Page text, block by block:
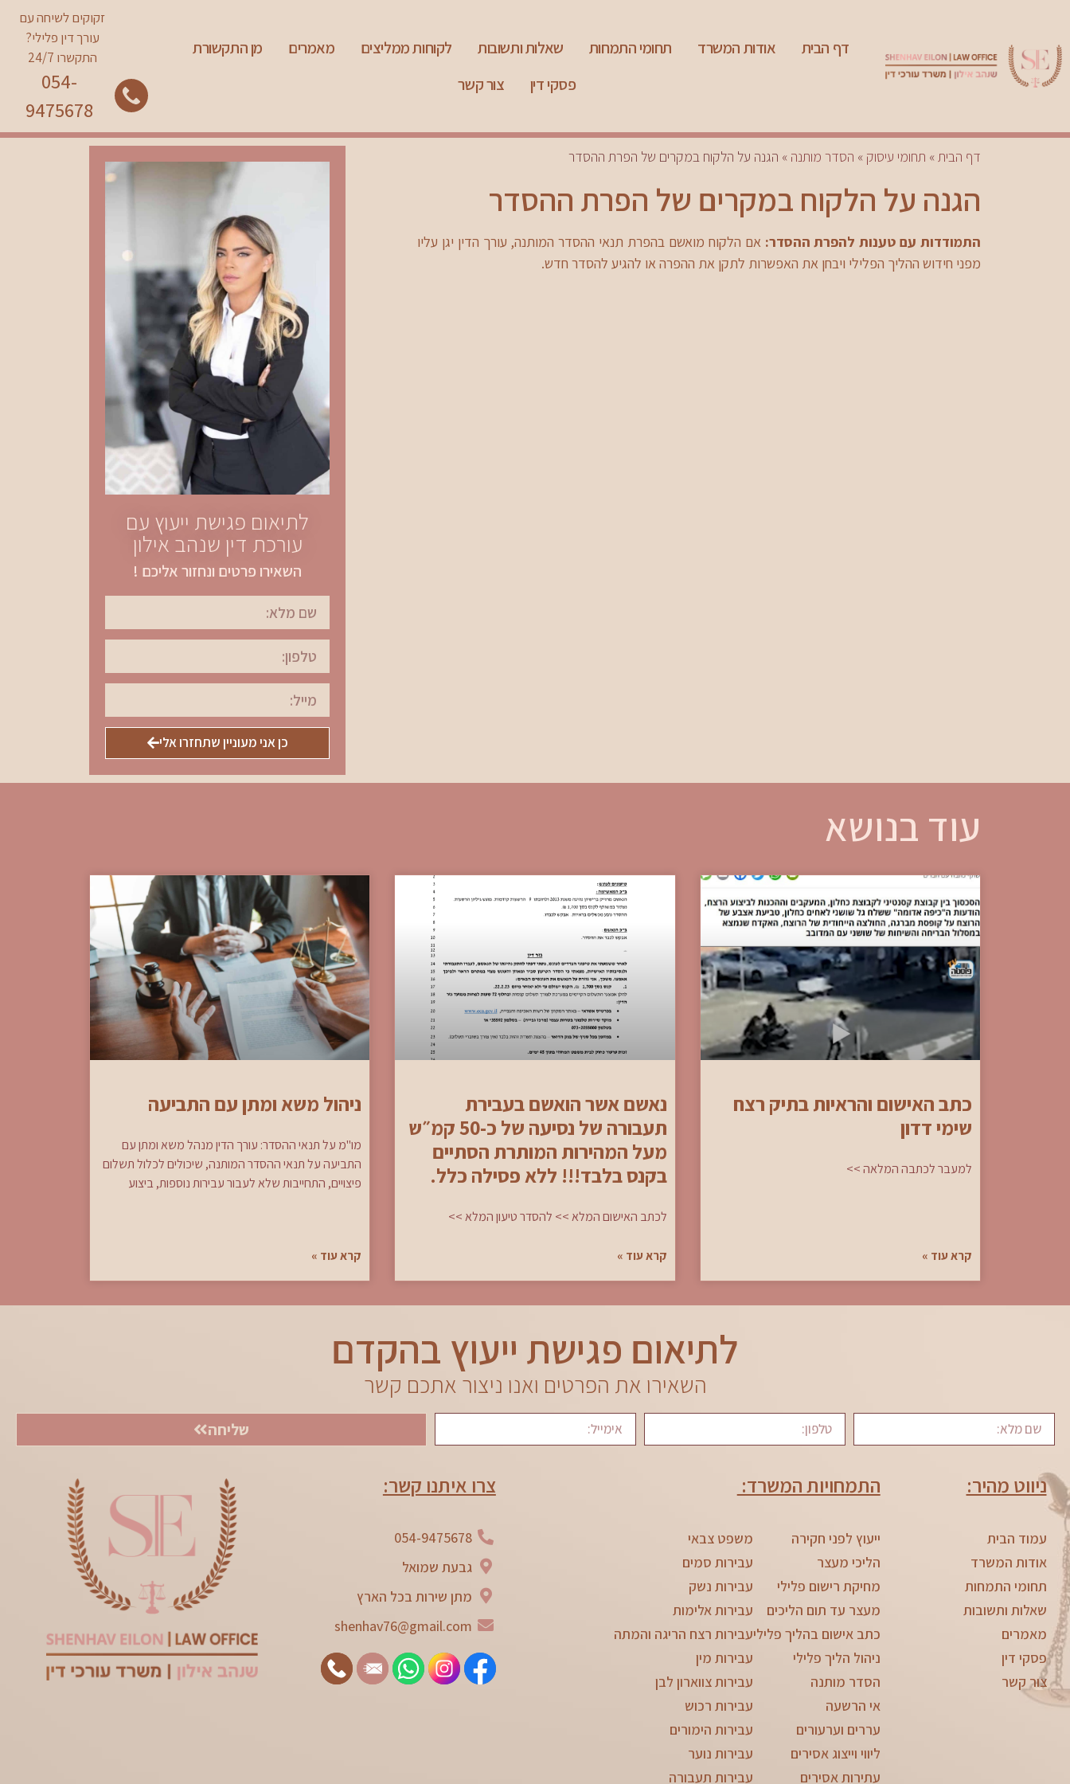
דף הבית אודות המשרד תחומי התמחות שאלות ותשובות לקוחות ממליצים מאמרים
מן התקשורת
פסקי דין
צור קשר
זקוקים לשיחה עם
עורך דין פלילי?
התקשרו 24/7
054-
9475678
דף הבית» תחומי עיסוק » הסדר מותנה » הגנה על הלקוח במקרים של הפרת ההסדר
הגנה על הלקוח במקרים של הפרת ההסדר
התמודדות עם טענות להפרת ההסדר: אם הלקוח מואשם בהפרת תנאי ההסדר המותנה, עורך הדין יגן עליו
מפני חידוש ההליך הפלילי ויבחן את האפשרות לתקן את ההפרה או להגיע להסדר חדש.
לתיאום פגישת ייעוץ עם
עורכת דין שנהב אילון
השאירו פרטים ונחזור אליכם !
כן אני מעוניין שתחזרו אלי
עוד בנושא
כתב האישום והראיות בתיק רצח
שימי דדון
למעבר לכתבה המלאה >>
קרא עוד »
נאשם אשר הואשם בעבירת
תעבורה של נסיעה של כ-50 קמ״ש
מעל המהירות המותרת הסתיים
בקנס בלבד!!! ללא פסילה כלל.
לכתב האישום המלא >> להסדר טיעון המלא >>
קרא עוד »
ניהול משא ומתן עם התביעה
מו"מ על תנאי ההסדר: עורך הדין מנהל משא ומתן עם
התביעה על תנאי ההסדר המותנה, שיכולים לכלול תשלום
פיצויים, התחייבות שלא לעבור עבירות נוספות, ביצוע
קרא עוד »
לתיאום פגישת ייעוץ בהקדם
השאירו את הפרטים ואנו ניצור אתכם קשר
שליחה
ניווט מהיר:
עמוד הבית
אודות המשרד
תחומי התמחות
שאלות ותשובות
מאמרים
פסקי דין
צור קשר
התמחויות המשרד:
ייעוץ לפני חקירה
הליכי מעצר
מחיקת רישום פלילי
מעצר עד תום הליכים
כתב אישום בהליך פלילי
ניהול הליך פלילי
הסדר מותנה
אי הרשעה
עררים וערעורים
ליווי וייצוג אסירים
עתירות אסירים
משפט צבאי
עבירות סמים
עבירות נשק
עבירות אלימות
עבירות רצח הריגה והמתה
עבירות מין
עבירות צווארון לבן
עבירות רכוש
עבירות הימורים
עבירות נוער
עבירות תעבורה
צרו איתנו קשר:
054-9475678
גבעת שמואל
מתן שירות בכל הארץ
shenhav76@gmail.com